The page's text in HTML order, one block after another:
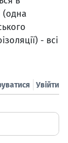
(одна
- всі
Увійти